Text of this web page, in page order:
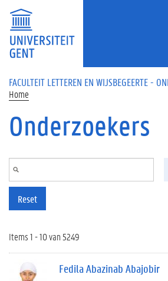
Overslaan en naar de inhoud gaan
FACULTEIT LETTEREN EN WIJSBEGEERTE -
Home
Onderzoekers
Reset
Items 1 - 10 van 5249
Fedila Abazinab Abajobir